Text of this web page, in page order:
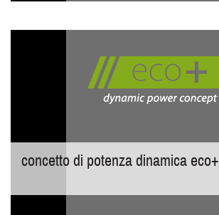
concetto di potenza dinamica eco+